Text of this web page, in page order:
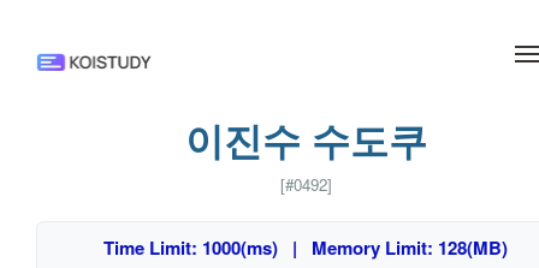
이진수 수도쿠
[#0492]
Time Limit: 1000(ms) | Memory Limit: 128(MB)